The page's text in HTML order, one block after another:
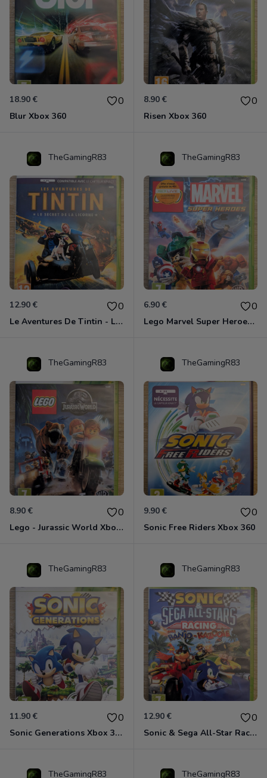
18.90 € 0
Blur Xbox 360
8.90 € 0
Risen Xbox 360
TheGamingR83
12.90 € 0
Le Aventures De Tintin - Le Secret De La Licorne Xbox 360
TheGamingR83
6.90 € 0
Lego Marvel Super Heroes Xbox 360
TheGamingR83
8.90 € 0
Lego - Jurassic World Xbox 360
TheGamingR83
9.90 € 0
Sonic Free Riders Xbox 360
TheGamingR83
11.90 € 0
Sonic Generations Xbox 360
TheGamingR83
12.90 € 0
Sonic & Sega All-Star Racing avec Banjo-Kazooie Xbox 360
TheGamingR83 TheGamingR83